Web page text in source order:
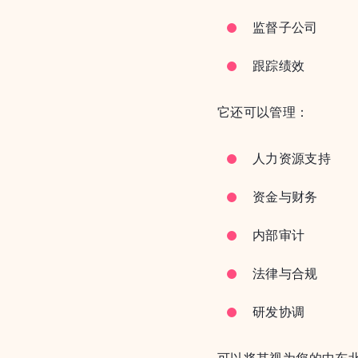
监督子公司
跟踪绩效
它还可以管理：
人力资源支持
资金与财务
内部审计
法律与合规
研发协调